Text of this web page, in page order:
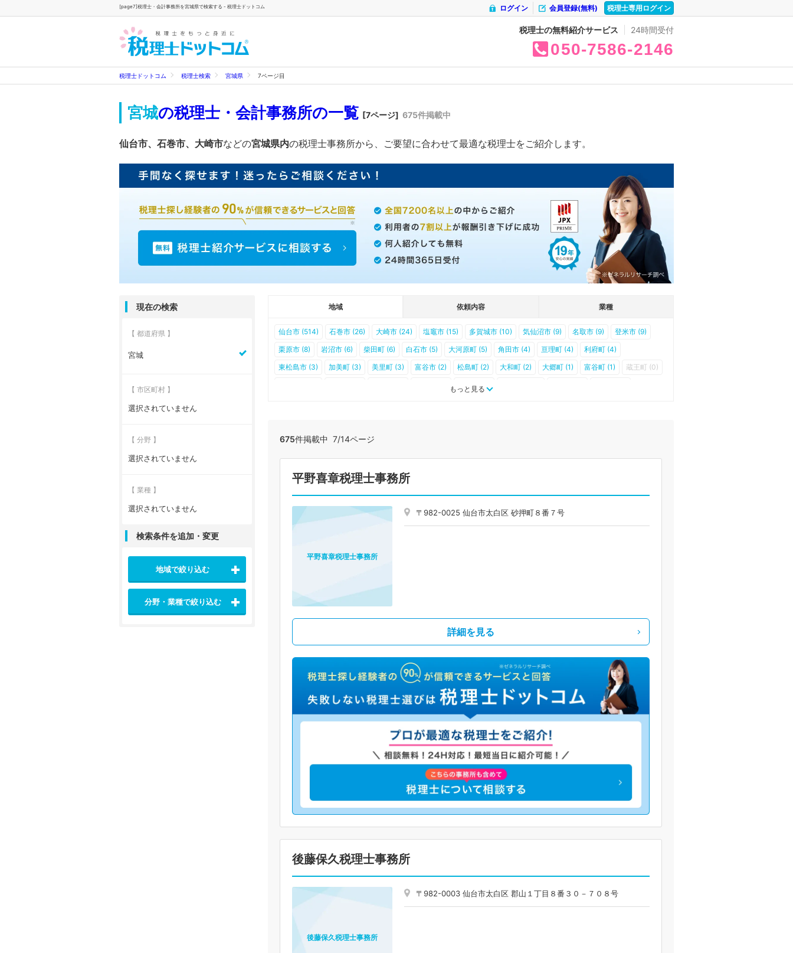
[page7]税理士・会計事務所を宮城県で検索する - 税理士ドットコム 税理士専用ログイン
会員登録(無料)
ログイン
税理士の無料紹介サービス 24時間受付
050 7586 2146
税理士ドットコム 税理士検索 宮城県 7ページ目
宮城の税理士・会計事務所の一覧 [7ページ] 675件掲載中
仙台市、石巻市、大崎市などの宮城県内の税理士事務所から、ご要望に合わせて最適な税理士をご紹介します。
地域 依頼内容 業種
仙台市 (514) 石巻市 (26) 大崎市 (24) 塩竈市 (15) 多賀城市 (10) 気仙沼市 (9) 名取市 (9)
登米市 (9)
栗原市 (8)
岩沼市 (6) 柴田町 (6) 白石市 (5) 大河原町 (5) 角田市 (4) 亘理町 (4)
利府町 (4)
東松島市 (3)
加美町 (3) 美里町 (3) 富谷市 (2) 松島町 (2) 大和町 (2) 大郷町 (1) 富谷町 (1)
蔵王町 (0)
山元町 (0)
もっと見る
675件掲載中 7/14ページ
平野喜章税理士事務所
〒982-0025 仙台市太白区 砂押町８番７号
平野喜章税理士事務所
詳細を見る
後藤保久税理士事務所
〒982-0003 仙台市太白区 郡山１丁目８番３０－７０８号
後藤保久税理士事務所
現在の検索
【 都道府県 】
宮城
【 市区町村 】
選択されていません
【 分野 】
選択されていません
【 業種 】
選択されていません
検索条件を追加・変更
地域で絞り込む
分野・業種で絞り込む